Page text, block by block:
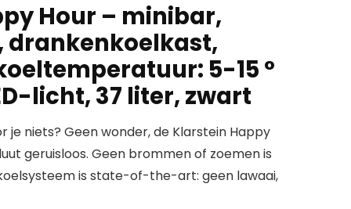
Hour – minibar,
drankenkoelkast,
5-15 °
licht, 37 liter, zwart
je niets? Geen wonder, de Klarstein Happy
geruisloos. Geen brommen of zoemen is
is state-of-the-art: geen lawaai,